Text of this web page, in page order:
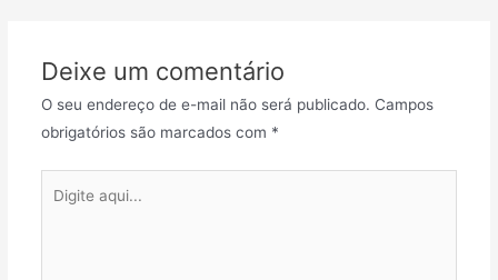
Deixe um comentário
O seu endereço de e-mail não será publicado. Campos
obrigatórios são marcados com *